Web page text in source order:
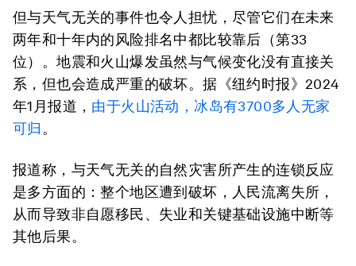
但与天气无关的事件也令人担忧，尽管它们在未来
两年和十年内的风险排名中都比较靠后（第33
位）。地震和火山爆发虽然与气候变化没有直接关
系，但也会造成严重的破坏。据《纽约时报》2024
年1月报道， 由于火山活动，冰岛有3700多人无家
可归 。
报道称，与天气无关的自然灾害所产生的连锁反应
是多方面的：整个地区遭到破坏，人民流离失所，
从而导致非自愿移民、失业和关键基础设施中断等
其他后果。